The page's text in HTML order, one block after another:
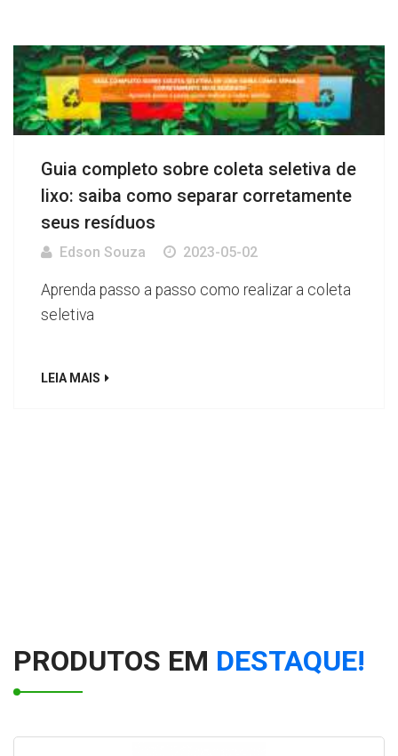
Guia completo sobre coleta seletiva de
lixo: saiba como separar corretamente
seus resíduos
Edson Souza 2023-05-02
Aprenda passo a passo como realizar a coleta
seletiva
LEIA MAIS
PRODUTOS EM DESTAQUE!